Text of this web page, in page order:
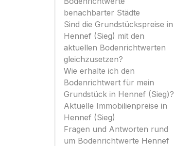
benachbarter Städte
Sind die Grundstückspreise in
Hennef (Sieg) mit den
aktuellen Bodenrichtwerten
gleichzusetzen?
Wie erhalte ich den
Bodenrichtwert für mein
Grundstück in Hennef (Sieg)?
Aktuelle Immobilienpreise in
Hennef (Sieg)
Fragen und Antworten rund
um Bodenrichtwerte Hennef